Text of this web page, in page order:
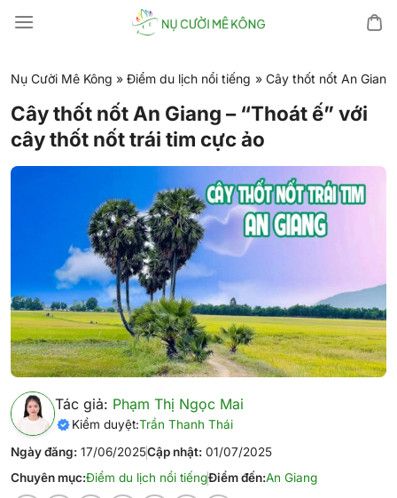
đến
dung
Nụ Cười Mê Kông » Điểm du lịch nổi tiếng » Cây thốt nốt An
Cây thốt nốt An Giang – “Thoát ế” với
cây thốt nốt trái tim cực ảo
Tác giả: Phạm Thị Ngọc Mai
Kiểm duyệt:Trần Thanh Thái
Ngày đăng: 17/06/2025Cập nhật: 01/07/2025
Chuyên mục:Điểm du lịch nổi tiếngĐiểm đến:An Giang